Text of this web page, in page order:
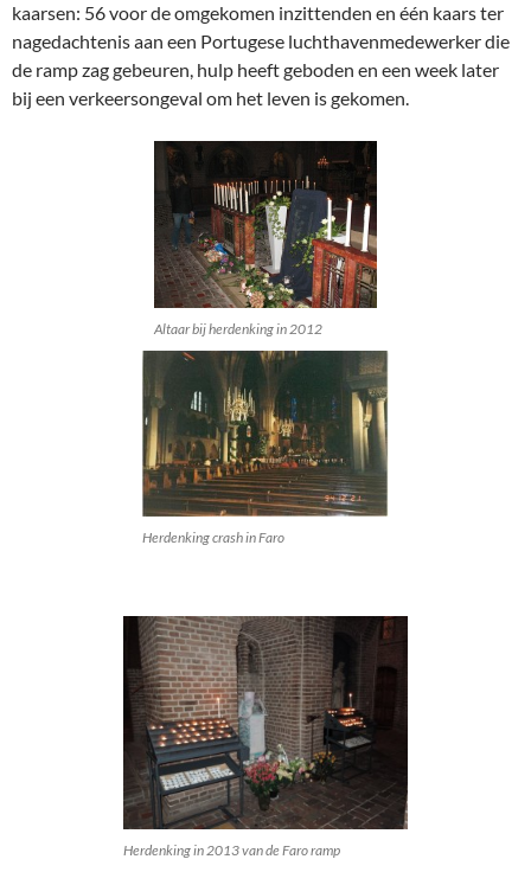
kaarsen: 56 voor de omgekomen inzittenden en één kaars ter
nagedachtenis aan een Portugese luchthavenmedewerker die
de ramp zag gebeuren, hulp heeft geboden en een week later
bij een verkeersongeval om het leven is gekomen.
Altaar bij herdenking in 2012
Herdenking crash in Faro
Herdenking in 2013 van de Faro ramp